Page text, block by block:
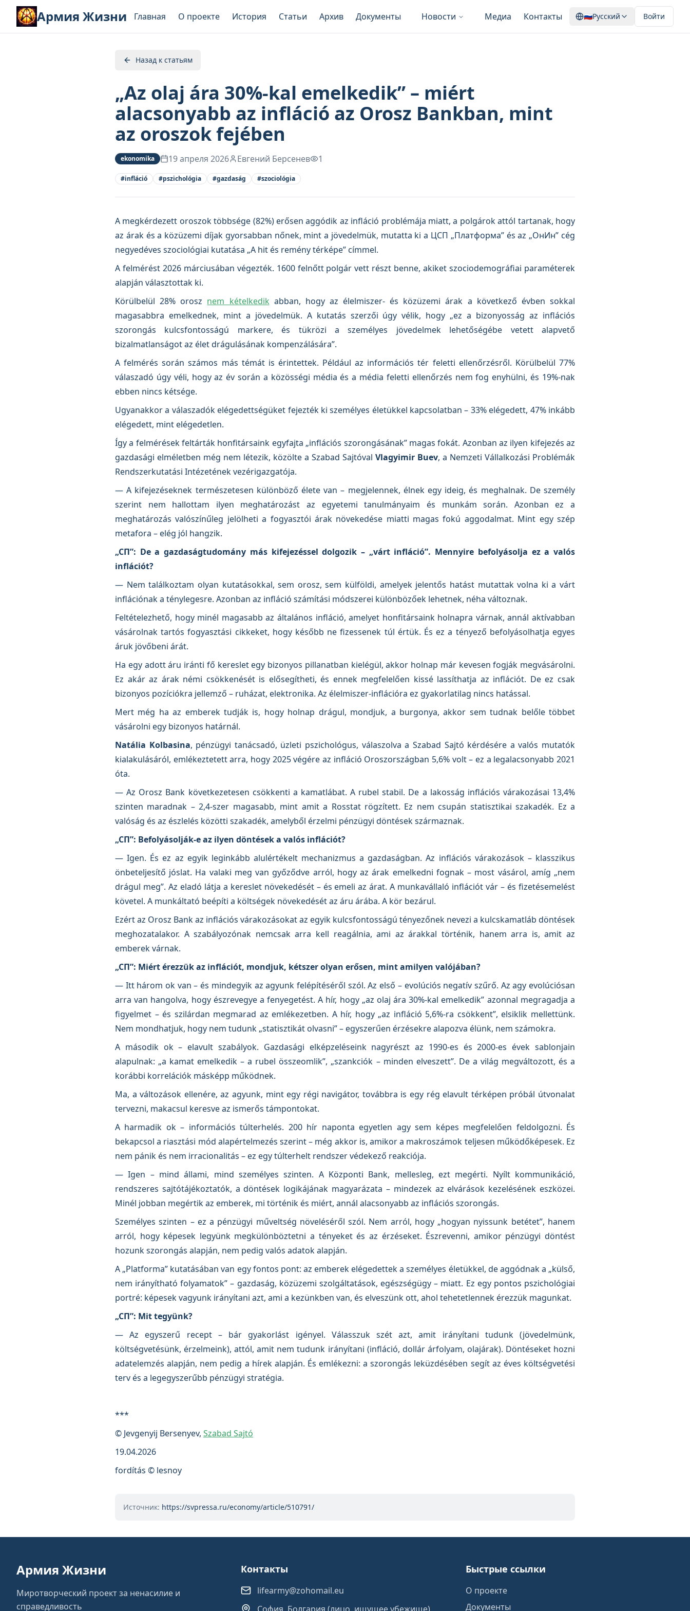
Армия Жизни Главная О проекте История Статьи Архив Документы Новости Медиа Контакты 🇷🇺Русский Войти
Назад к статьям
„Az olaj ára 30%-kal emelkedik” – miért
alacsonyabb az infláció az Orosz Bankban, mint
az oroszok fejében
ekonomika 19 апреля 2026 Евгений Берсенев 1
#infláció #pszichológia #gazdaság #szociológia
A megkérdezett oroszok többsége (82%) erősen aggódik az infláció problémája miatt, a polgárok attól tartanak, hogy
az árak és a közüzemi díjak gyorsabban nőnek, mint a jövedelmük, mutatta ki a ЦСП „Платформа” és az „ОнИн” cég
negyedéves szociológiai kutatása „A hit és remény térképe” címmel.
A felmérést 2026 márciusában végezték. 1600 felnőtt polgár vett részt benne, akiket szociodemográfiai paraméterek
alapján választottak ki.
Körülbelül 28% orosz nem kételkedik abban, hogy az élelmiszer- és közüzemi árak a következő évben sokkal
magasabbra emelkednek, mint a jövedelmük. A kutatás szerzői úgy vélik, hogy „ez a bizonyosság az inflációs
szorongás kulcsfontosságú markere, és tükrözi a személyes jövedelmek lehetőségébe vetett alapvető
bizalmatlanságot az élet drágulásának kompenzálására”.
A felmérés során számos más témát is érintettek. Például az információs tér feletti ellenőrzésről. Körülbelül 77%
válaszadó úgy véli, hogy az év során a közösségi média és a média feletti ellenőrzés nem fog enyhülni, és 19%-nak
ebben nincs kétsége.
Ugyanakkor a válaszadók elégedettségüket fejezték ki személyes életükkel kapcsolatban – 33% elégedett, 47% inkább
elégedett, mint elégedetlen.
Így a felmérések feltárták honfitársaink egyfajta „inflációs szorongásának” magas fokát. Azonban az ilyen kifejezés az
gazdasági elméletben még nem létezik, közölte a Szabad Sajtóval Vlagyimir Buev, a Nemzeti Vállalkozási Problémák
Rendszerkutatási Intézetének vezérigazgatója.
— A kifejezéseknek természetesen különböző élete van – megjelennek, élnek egy ideig, és meghalnak. De személy
szerint nem hallottam ilyen meghatározást az egyetemi tanulmányaim és munkám során. Azonban ez a
meghatározás valószínűleg jelölheti a fogyasztói árak növekedése miatti magas fokú aggodalmat. Mint egy szép
metafora – elég jól hangzik.
„СП”: De a gazdaságtudomány más kifejezéssel dolgozik – „várt infláció”. Mennyire befolyásolja ez a valós
inflációt?
— Nem találkoztam olyan kutatásokkal, sem orosz, sem külföldi, amelyek jelentős hatást mutattak volna ki a várt
inflációnak a ténylegesre. Azonban az infláció számítási módszerei különbözőek lehetnek, néha változnak.
Feltételezhető, hogy minél magasabb az általános infláció, amelyet honfitársaink holnapra várnak, annál aktívabban
vásárolnak tartós fogyasztási cikkeket, hogy később ne fizessenek túl értük. És ez a tényező befolyásolhatja egyes
áruk jövőbeni árát.
Ha egy adott áru iránti fő kereslet egy bizonyos pillanatban kielégül, akkor holnap már kevesen fogják megvásárolni.
Ez akár az árak némi csökkenését is elősegítheti, és ennek megfelelően kissé lassíthatja az inflációt. De ez csak
bizonyos pozíciókra jellemző – ruházat, elektronika. Az élelmiszer-inflációra ez gyakorlatilag nincs hatással.
Mert még ha az emberek tudják is, hogy holnap drágul, mondjuk, a burgonya, akkor sem tudnak belőle többet
vásárolni egy bizonyos határnál.
Natália Kolbasina, pénzügyi tanácsadó, üzleti pszichológus, válaszolva a Szabad Sajtó kérdésére a valós mutatók
kialakulásáról, emlékeztetett arra, hogy 2025 végére az infláció Oroszországban 5,6% volt – ez a legalacsonyabb 2021
óta.
— Az Orosz Bank következetesen csökkenti a kamatlábat. A rubel stabil. De a lakosság inflációs várakozásai 13,4%
szinten maradnak – 2,4-szer magasabb, mint amit a Rosstat rögzített. Ez nem csupán statisztikai szakadék. Ez a
valóság és az észlelés közötti szakadék, amelyből érzelmi pénzügyi döntések származnak.
„СП”: Befolyásolják-e az ilyen döntések a valós inflációt?
— Igen. És ez az egyik leginkább alulértékelt mechanizmus a gazdaságban. Az inflációs várakozások – klasszikus
önbeteljesítő jóslat. Ha valaki meg van győződve arról, hogy az árak emelkedni fognak – most vásárol, amíg „nem
drágul meg”. Az eladó látja a kereslet növekedését – és emeli az árat. A munkavállaló inflációt vár – és fizetésemelést
követel. A munkáltató beépíti a költségek növekedését az áru árába. A kör bezárul.
Ezért az Orosz Bank az inflációs várakozásokat az egyik kulcsfontosságú tényezőnek nevezi a kulcskamatláb döntések
meghozatalakor. A szabályozónak nemcsak arra kell reagálnia, ami az árakkal történik, hanem arra is, amit az
emberek várnak.
„СП”: Miért érezzük az inflációt, mondjuk, kétszer olyan erősen, mint amilyen valójában?
— Itt három ok van – és mindegyik az agyunk felépítéséről szól. Az első – evolúciós negatív szűrő. Az agy evolúciósan
arra van hangolva, hogy észrevegye a fenyegetést. A hír, hogy „az olaj ára 30%-kal emelkedik” azonnal megragadja a
figyelmet – és szilárdan megmarad az emlékezetben. A hír, hogy „az infláció 5,6%-ra csökkent”, elsiklik mellettünk.
Nem mondhatjuk, hogy nem tudunk „statisztikát olvasni” – egyszerűen érzésekre alapozva élünk, nem számokra.
A második ok – elavult szabályok. Gazdasági elképzeléseink nagyrészt az 1990-es és 2000-es évek sablonjain
alapulnak: „a kamat emelkedik – a rubel összeomlik”, „szankciók – minden elveszett”. De a világ megváltozott, és a
korábbi korrelációk másképp működnek.
Ma, a változások ellenére, az agyunk, mint egy régi navigátor, továbbra is egy rég elavult térképen próbál útvonalat
tervezni, makacsul keresve az ismerős támpontokat.
A harmadik ok – információs túlterhelés. 200 hír naponta egyetlen agy sem képes megfelelően feldolgozni. És
bekapcsol a riasztási mód alapértelmezés szerint – még akkor is, amikor a makroszámok teljesen működőképesek. Ez
nem pánik és nem irracionalitás – ez egy túlterhelt rendszer védekező reakciója.
— Igen – mind állami, mind személyes szinten. A Központi Bank, mellesleg, ezt megérti. Nyílt kommunikáció,
rendszeres sajtótájékoztatók, a döntések logikájának magyarázata – mindezek az elvárások kezelésének eszközei.
Minél jobban megértik az emberek, mi történik és miért, annál alacsonyabb az inflációs szorongás.
Személyes szinten – ez a pénzügyi műveltség növeléséről szól. Nem arról, hogy „hogyan nyissunk betétet”, hanem
arról, hogy képesek legyünk megkülönböztetni a tényeket és az érzéseket. Észrevenni, amikor pénzügyi döntést
hozunk szorongás alapján, nem pedig valós adatok alapján.
A „Platforma” kutatásában van egy fontos pont: az emberek elégedettek a személyes életükkel, de aggódnak a „külső,
nem irányítható folyamatok” – gazdaság, közüzemi szolgáltatások, egészségügy – miatt. Ez egy pontos pszichológiai
portré: képesek vagyunk irányítani azt, ami a kezünkben van, és elveszünk ott, ahol tehetetlennek érezzük magunkat.
„СП”: Mit tegyünk?
— Az egyszerű recept – bár gyakorlást igényel. Válasszuk szét azt, amit irányítani tudunk (jövedelmünk,
költségvetésünk, érzelmeink), attól, amit nem tudunk irányítani (infláció, dollár árfolyam, olajárak). Döntéseket hozni
adatelemzés alapján, nem pedig a hírek alapján. És emlékezni: a szorongás leküzdésében segít az éves költségvetési
terv és a legegyszerűbb pénzügyi stratégia.
***
© Jevgenyij Bersenyev, Szabad Sajtó
19.04.2026
fordítás © lesnoy
Источник: https://svpressa.ru/economy/article/510791/
Армия Жизни
Миротворческий проект за ненасилие и
справедливость
Контакты
lifearmy@zohomail.eu
Быстрые ссылки
О проекте
Документы